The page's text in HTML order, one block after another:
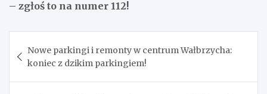
– zgłoś to na numer 112!
wpisu
Nowe parkingi i remonty w centrum Wałbrzycha:
koniec z dzikim parkingiem!